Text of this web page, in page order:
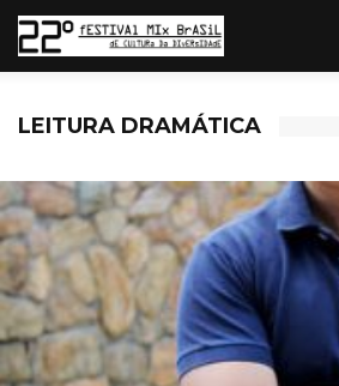
LEITURA DRAMÁTICA